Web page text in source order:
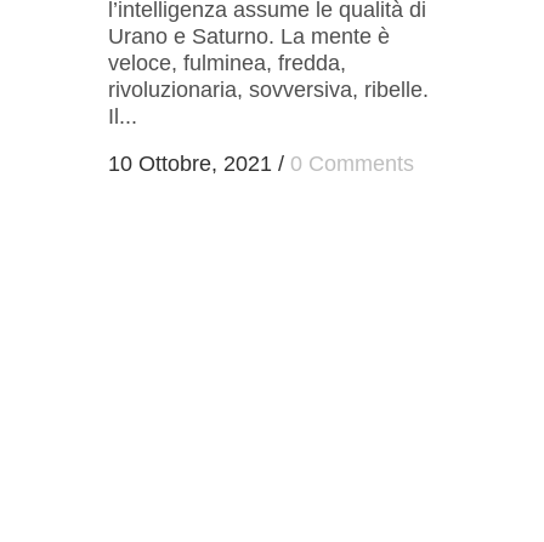
l’intelligenza assume le qualità di
Urano e Saturno. La mente è
veloce, fulminea, fredda,
rivoluzionaria, sovversiva, ribelle.
Il...
10 Ottobre, 2021 / 0 Comments